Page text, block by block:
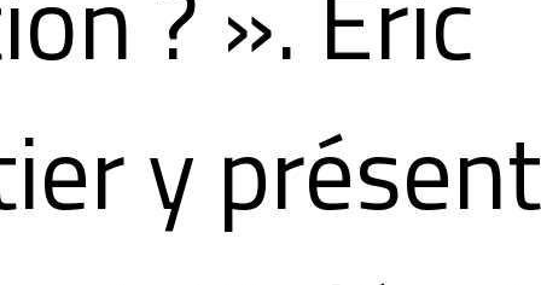
y